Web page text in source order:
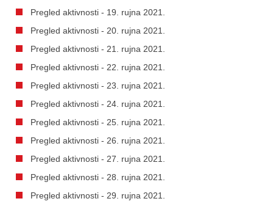
Pregled aktivnosti - 19. rujna 2021.
Pregled aktivnosti - 20. rujna 2021.
Pregled aktivnosti - 21. rujna 2021.
Pregled aktivnosti - 22. rujna 2021.
Pregled aktivnosti - 23. rujna 2021.
Pregled aktivnosti - 24. rujna 2021.
Pregled aktivnosti - 25. rujna 2021.
Pregled aktivnosti - 26. rujna 2021.
Pregled aktivnosti - 27. rujna 2021.
Pregled aktivnosti - 28. rujna 2021.
Pregled aktivnosti - 29. rujna 2021.